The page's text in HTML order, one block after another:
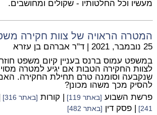
מעשיו וכל החלטותיו - שקולים ומחושבים.
המטרה הראויה של צוות חקירה
25 נובמבר, 2021 | ד"ר אברהם בן עזרא
במשפט עמוס ברנס בעניין קיום משפט
לצוות החקירה הטבות אם יגיע למטרה
שנקבעה וסומנה טרם תחילת החקירה.
להסיק מכך משהו מכונן?
פרשת השבוע [באתר 119] | קורות [באתר 316]
241]
| פסק דין [באתר 482]